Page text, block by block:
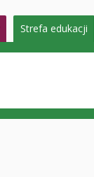
Strefa edukacji